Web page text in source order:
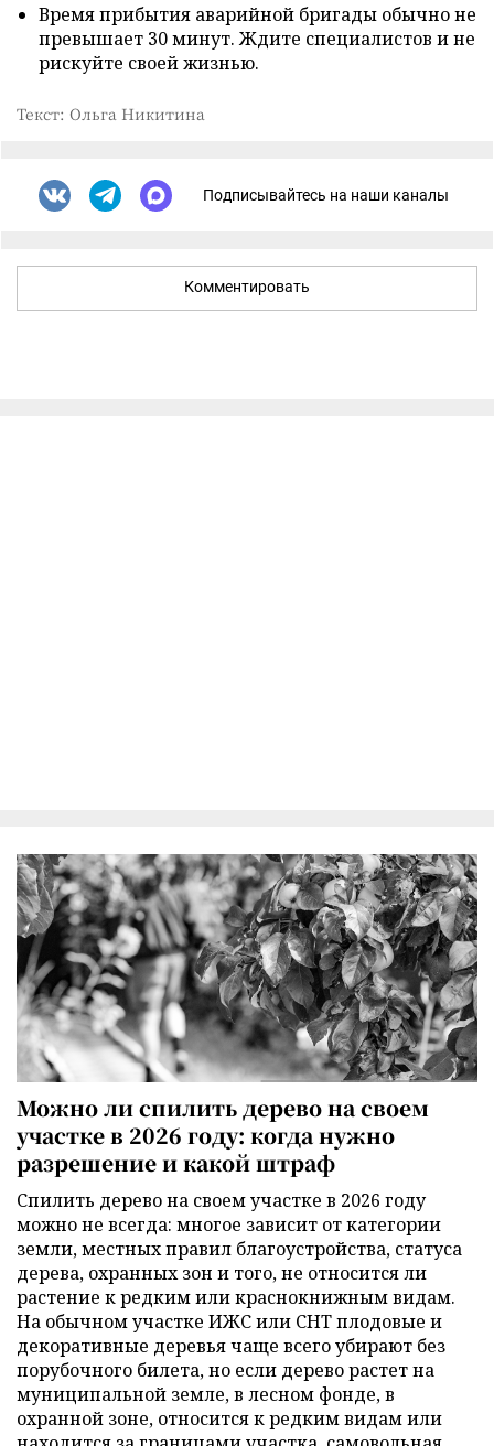
Время прибытия аварийной бригады обычно не
превышает 30 минут. Ждите специалистов и не
рискуйте своей жизнью.
Текст: Ольга Никитина
Подписывайтесь на наши каналы
Комментировать
Можно ли спилить дерево на своем
участке в 2026 году: когда нужно
разрешение и какой штраф
Спилить дерево на своем участке в 2026 году
можно не всегда: многое зависит от категории
земли, местных правил благоустройства, статуса
дерева, охранных зон и того, не относится ли
растение к редким или краснокнижным видам.
На обычном участке ИЖС или СНТ плодовые и
декоративные деревья чаще всего убирают без
порубочного билета, но если дерево растет на
муниципальной земле, в лесном фонде, в
охранной зоне, относится к редким видам или